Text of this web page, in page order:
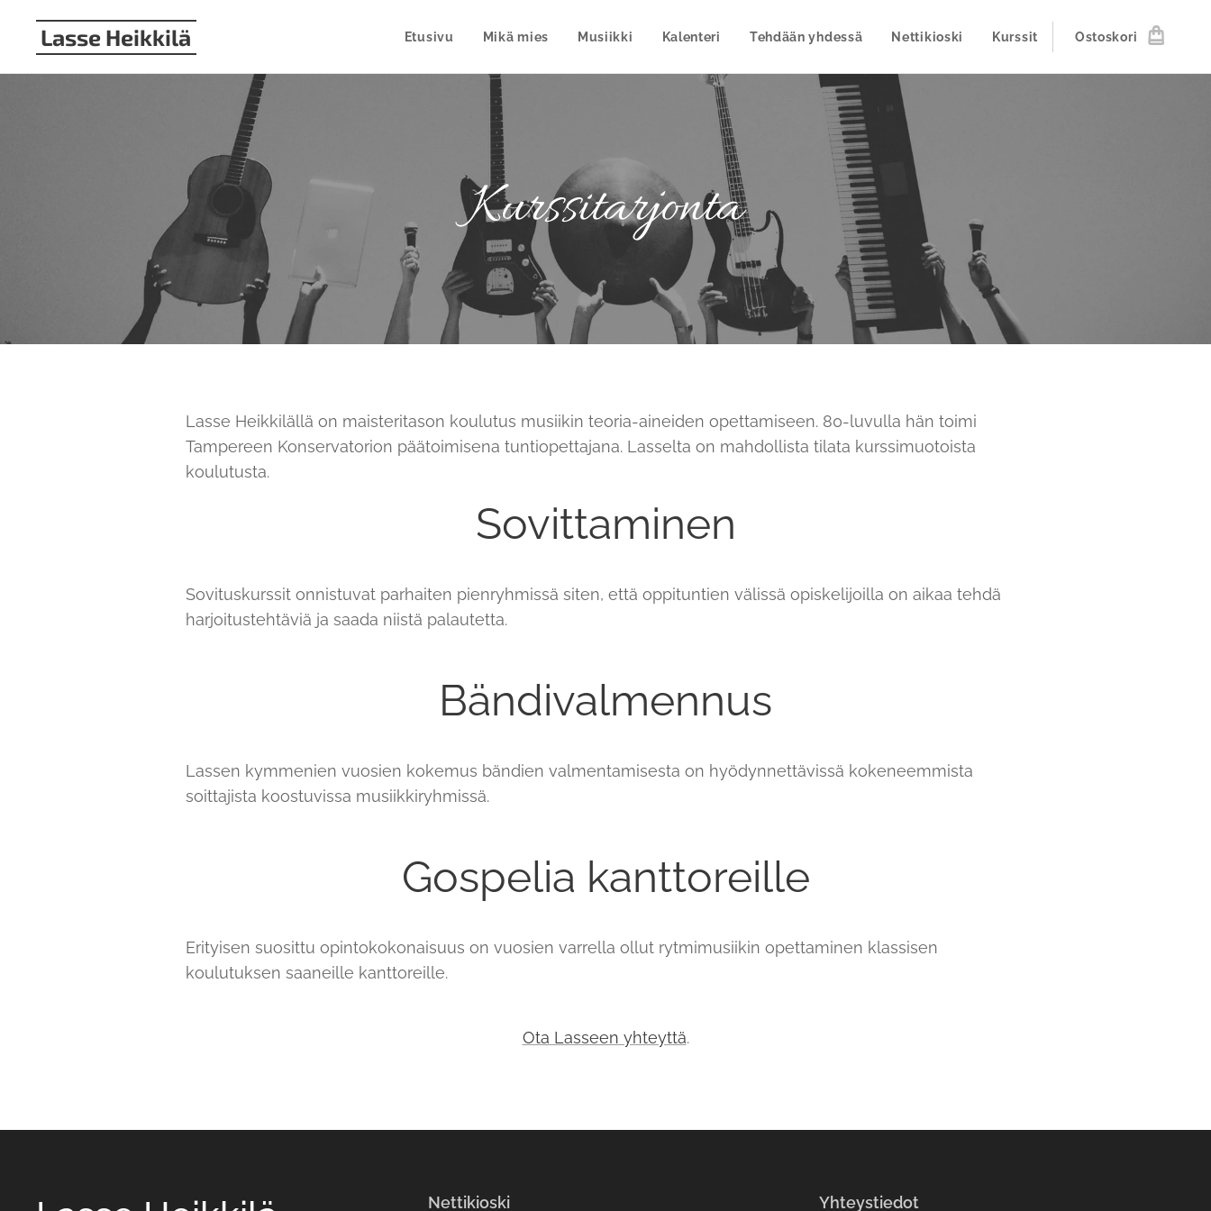
Lasse Heikkilä Etusivu Mikä mies Musiikki Kalenteri Tehdään yhdessä Nettikioski Kurssit Ostoskori
Kurssitarjonta
Lasse Heikkilällä on maisteritason koulutus musiikin teoria-aineiden opettamiseen. 80-luvulla hän toimi
Tampereen Konservatorion päätoimisena tuntiopettajana. Lasselta on mahdollista tilata kurssimuotoista
koulutusta.
Sovittaminen
Sovituskurssit onnistuvat parhaiten pienryhmissä siten, että oppituntien välissä opiskelijoilla on aikaa tehdä
harjoitustehtäviä ja saada niistä palautetta.
Bändivalmennus
Lassen kymmenien vuosien kokemus bändien valmentamisesta on hyödynnettävissä kokeneemmista
soittajista koostuvissa musiikkiryhmissä.
Gospelia kanttoreille
Erityisen suosittu opintokokonaisuus on vuosien varrella ollut rytmimusiikin opettaminen klassisen
koulutuksen saaneille kanttoreille.
Ota Lasseen yhteyttä.
Nettikioski Yhteystiedot